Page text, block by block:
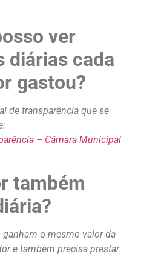
ver
diárias cada
gastou?
de transparência que se
– Câmara Municipal
também
ganham o mesmo valor da
e também precisa prestar